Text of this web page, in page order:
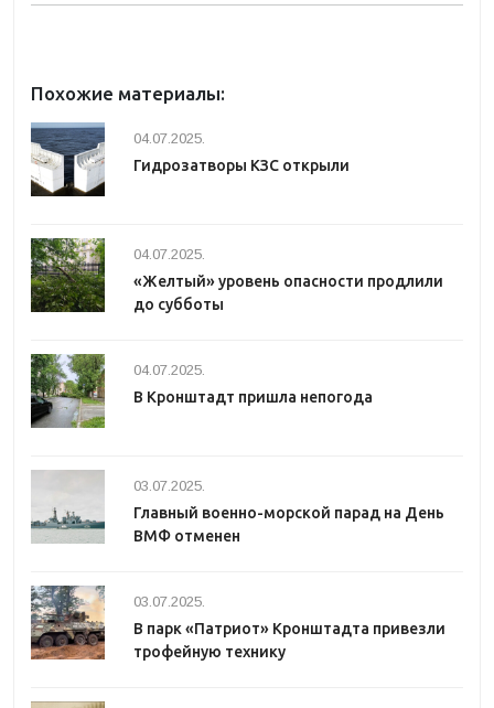
Похожие материалы:
04.07.2025.
Гидрозатворы КЗС открыли
04.07.2025.
«Желтый» уровень опасности продлили
до субботы
04.07.2025.
В Кронштадт пришла непогода
03.07.2025.
Главный военно-морской парад на День
ВМФ отменен
03.07.2025.
В парк «Патриот» Кронштадта привезли
трофейную технику